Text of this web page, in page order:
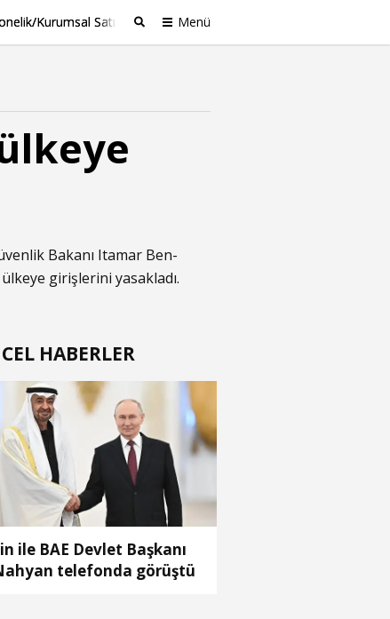
Kurumsal Satış Menü
Bakanı Itamar Ben-
girişlerini yasakladı.
HABERLER
ile BAE Devlet Başkanı
telefonda görüştü